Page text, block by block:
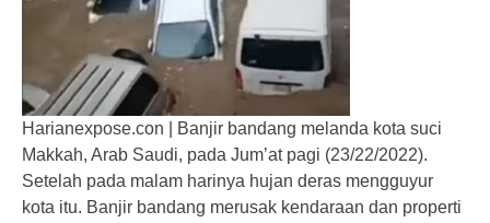
Harianexpose.con | Banjir bandang melanda kota suci
Makkah, Arab Saudi, pada Jum’at pagi (23/22/2022).
Setelah pada malam harinya hujan deras mengguyur
kota itu. Banjir bandang merusak kendaraan dan properti